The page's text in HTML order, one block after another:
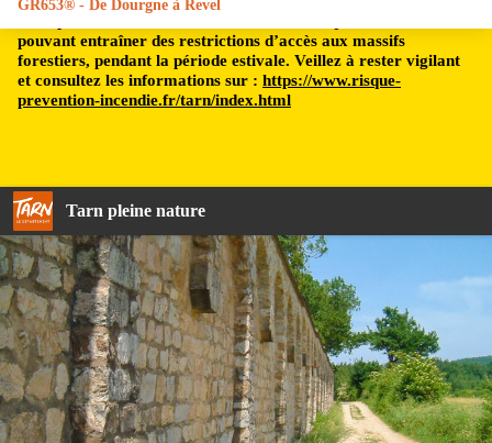
pouvant entraîner des restrictions d’accès aux massifs
forestiers, pendant la période estivale. Veillez à rester vigilant
et consultez les informations sur : https://www.risque-
prevention-incendie.fr/tarn/index.html
Tarn pleine nature
GR653® - De Dourgne à Revel